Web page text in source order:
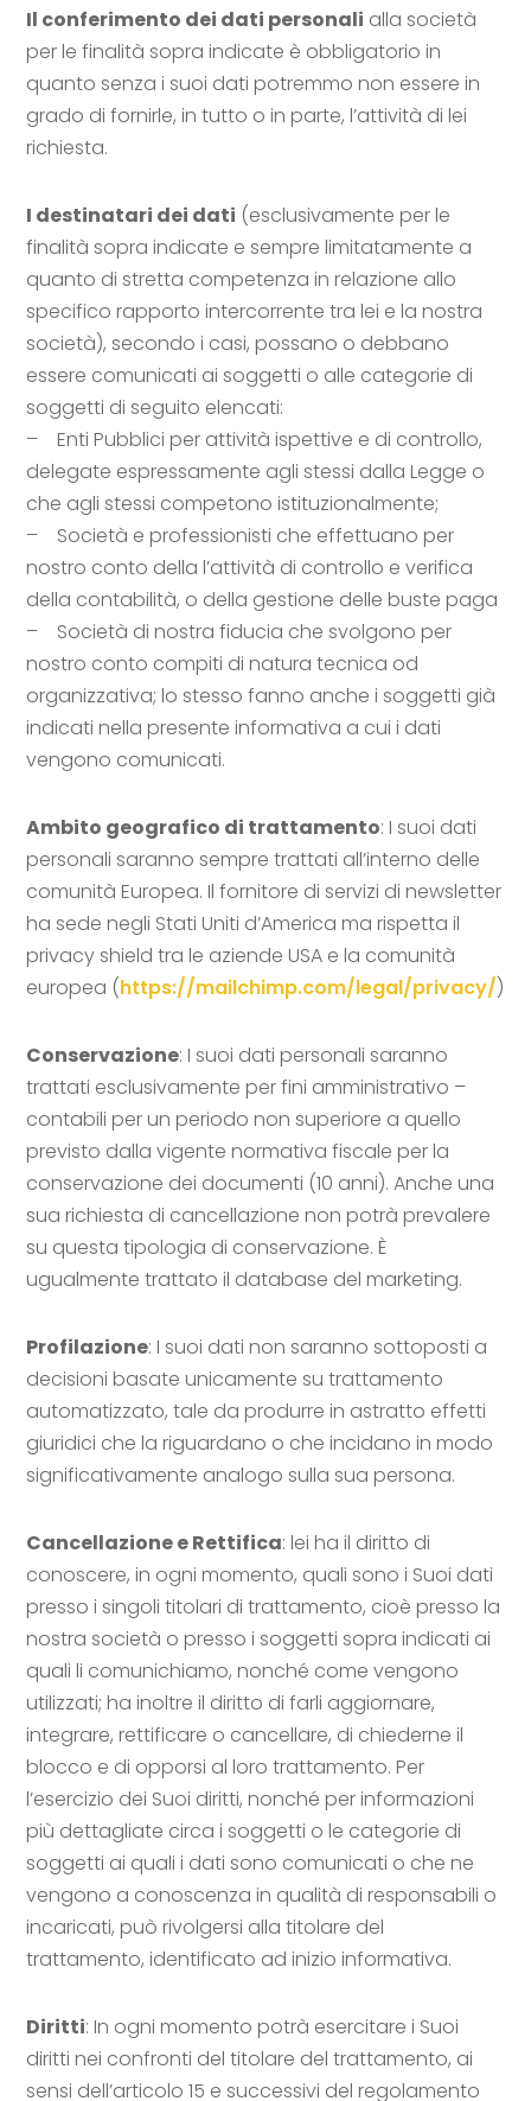
Il conferimento dei dati personali alla società
per le finalità sopra indicate è obbligatorio in
quanto senza i suoi dati potremmo non essere in
grado di fornirle, in tutto o in parte, l’attività di lei
richiesta.
I destinatari dei dati (esclusivamente per le
finalità sopra indicate e sempre limitatamente a
quanto di stretta competenza in relazione allo
specifico rapporto intercorrente tra lei e la nostra
società), secondo i casi, possano o debbano
essere comunicati ai soggetti o alle categorie di
soggetti di seguito elencati:
– Enti Pubblici per attività ispettive e di controllo,
delegate espressamente agli stessi dalla Legge o
che agli stessi competono istituzionalmente;
– Società e professionisti che effettuano per
nostro conto della l’attività di controllo e verifica
della contabilità, o della gestione delle buste paga
– Società di nostra fiducia che svolgono per
nostro conto compiti di natura tecnica od
organizzativa; lo stesso fanno anche i soggetti già
indicati nella presente informativa a cui i dati
vengono comunicati.
Ambito geografico di trattamento: I suoi dati
personali saranno sempre trattati all’interno delle
comunità Europea. Il fornitore di servizi di newsletter
ha sede negli Stati Uniti d’America ma rispetta il
privacy shield tra le aziende USA e la comunità
europea (https://mailchimp.com/legal/privacy/)
Conservazione: I suoi dati personali saranno
trattati esclusivamente per fini amministrativo –
contabili per un periodo non superiore a quello
previsto dalla vigente normativa fiscale per la
conservazione dei documenti (10 anni). Anche una
sua richiesta di cancellazione non potrà prevalere
su questa tipologia di conservazione. È
ugualmente trattato il database del marketing.
Profilazione: I suoi dati non saranno sottoposti a
decisioni basate unicamente su trattamento
automatizzato, tale da produrre in astratto effetti
giuridici che la riguardano o che incidano in modo
significativamente analogo sulla sua persona.
Cancellazione e Rettifica: lei ha il diritto di
conoscere, in ogni momento, quali sono i Suoi dati
presso i singoli titolari di trattamento, cioè presso la
nostra società o presso i soggetti sopra indicati ai
quali li comunichiamo, nonché come vengono
utilizzati; ha inoltre il diritto di farli aggiornare,
integrare, rettificare o cancellare, di chiederne il
blocco e di opporsi al loro trattamento. Per
l’esercizio dei Suoi diritti, nonché per informazioni
più dettagliate circa i soggetti o le categorie di
soggetti ai quali i dati sono comunicati o che ne
vengono a conoscenza in qualità di responsabili o
incaricati, può rivolgersi alla titolare del
trattamento, identificato ad inizio informativa.
Diritti: In ogni momento potrà esercitare i Suoi
diritti nei confronti del titolare del trattamento, ai
sensi dell’articolo 15 e successivi del regolamento